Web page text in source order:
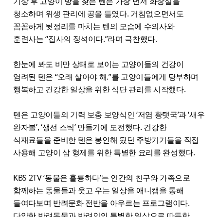
청소하며 위생 관리에 공을 들였다. 거침없으면서도
꼼꼼하게 뒷정리를 마치는 텐의 모습에 수의사와
훈련사는 “집사의 정석이다.”라며 극찬했다.
한눈에 봐도 비만 상태로 보이는 고양이들의 건강이
염려된 텐은 “오래 살아야 해.”를 고양이들에게 당부하며
행복하고 건강한 일상을 위한 식단 관리를 시작했다.
텐은 고양이들의 기력 보충 보양식인 ‘저염 황탯국’과 ‘새우
완자볼’, ‘생선 스틱’ 만들기에 도전했다. 건강한
식재료들을 준비한 텐은 봉인해 뒀던 주방기기들을 직접
사용해 고양이 삼 형제를 위한 특별한 요리를 완성했다.
KBS 2TV ‘동물은 훌륭하다’는 인간의 친구와 가족으로
함께하는 동물들과 웃고 우는 일상을 애니캠을 통해
들여다보며 반려문화 전반을 아우르는 프로그램이다.